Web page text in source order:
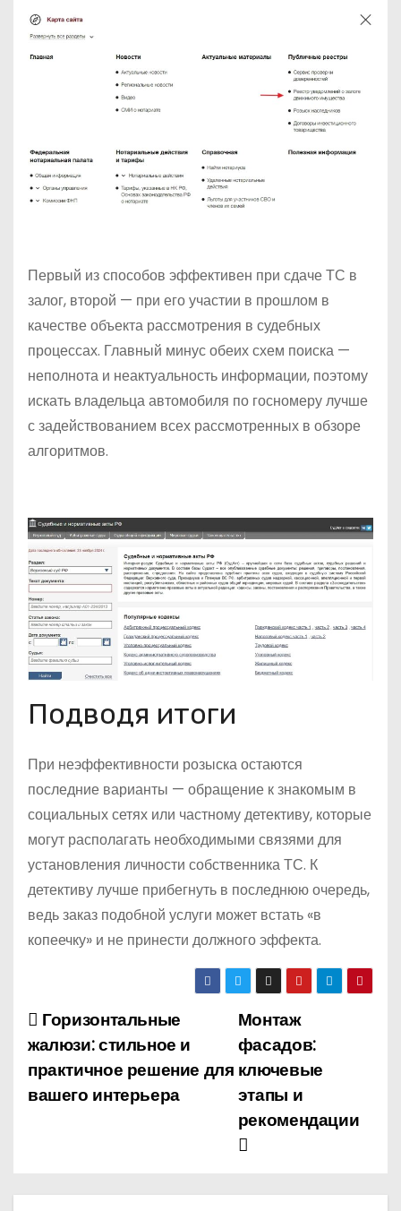
Первый из способов эффективен при сдаче ТС в
залог, второй — при его участии в прошлом в
качестве объекта рассмотрения в судебных
процессах. Главный минус обеих схем поиска —
неполнота и неактуальность информации, поэтому
искать владельца автомобиля по госномеру лучше
с задействованием всех рассмотренных в обзоре
алгоритмов.
Подводя итоги
При неэффективности розыска остаются
последние варианты — обращение к знакомым в
социальных сетях или частному детективу, которые
могут располагать необходимыми связями для
установления личности собственника ТС. К
детективу лучше прибегнуть в последнюю очередь,
ведь заказ подобной услуги может встать «в
копеечку» и не принести должного эффекта.
Н
а
в
Монтаж
фасадов:
ключевые
этапы и
рекомендации
Горизонтальные
жалюзи: стильное и
практичное решение для
вашего интерьера